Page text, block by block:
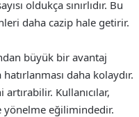
oldukça sınırlıdır. Bu
daha cazip hale getirir.
büyük bir avantaj
daha kolaydır.
Kullanıcılar,
yönelme eğilimindedir.